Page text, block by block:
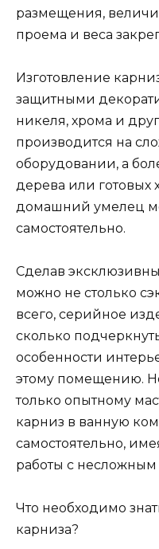
размещения,
проема и веса
Изготовление
защитными
никеля, хрома и
производится на
оборудовании, а
дерева или готовых
домашний умелец
самостоятельно.
Сделав
можно не столько
всего, серийное
сколько
особенности
этому помещению.
только опытному
карниз в ванную
самостоятельно,
работы с несложным
Что необходимо
карниза?